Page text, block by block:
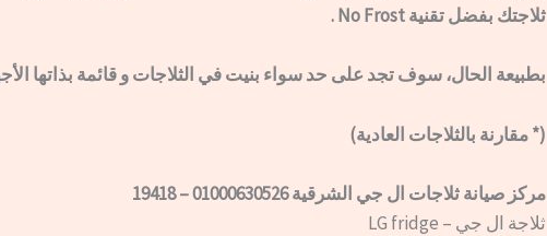
ثلاجتك بفضل تقنية No Frost .
بطبيعة الحال، سوف تجد على حد سواء بنيت في الثلاجات و قائمة بذاتها
(* مقارنة بالثلاجات العادية)
مركز صيانة ثلاجات ال جي الشرقية 01000630526 – 19418
ثلاجة ال جي – LG fridge